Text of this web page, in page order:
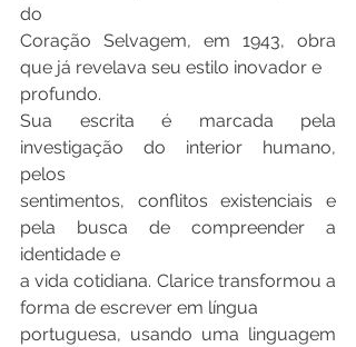
do
Coração Selvagem, em 1943, obra
que já revelava seu estilo inovador e
profundo.
Sua escrita é marcada pela
investigação do interior humano,
pelos
sentimentos, conflitos existenciais e
pela busca de compreender a
identidade e
a vida cotidiana. Clarice transformou a
forma de escrever em língua
portuguesa, usando uma linguagem